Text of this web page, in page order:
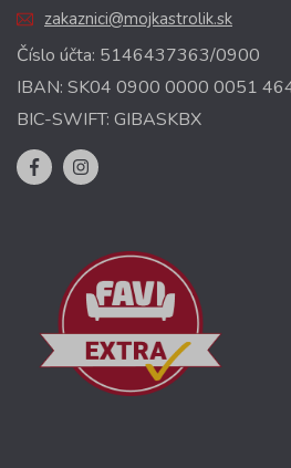
zakaznici@mojkastrolik.sk
Číslo účta: 5146437363/0900
IBAN: SK04 0900 0000 0051
BIC-SWIFT: GIBASKBX